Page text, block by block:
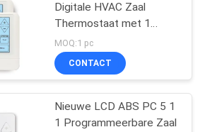
Digitale HVAC Zaal
Thermostaat met 1
Hitte/1 Koel Stadium
MOQ:1 pc
CONTACT
Nieuwe LCD ABS PC 5 1
1 Programmeerbare Zaal